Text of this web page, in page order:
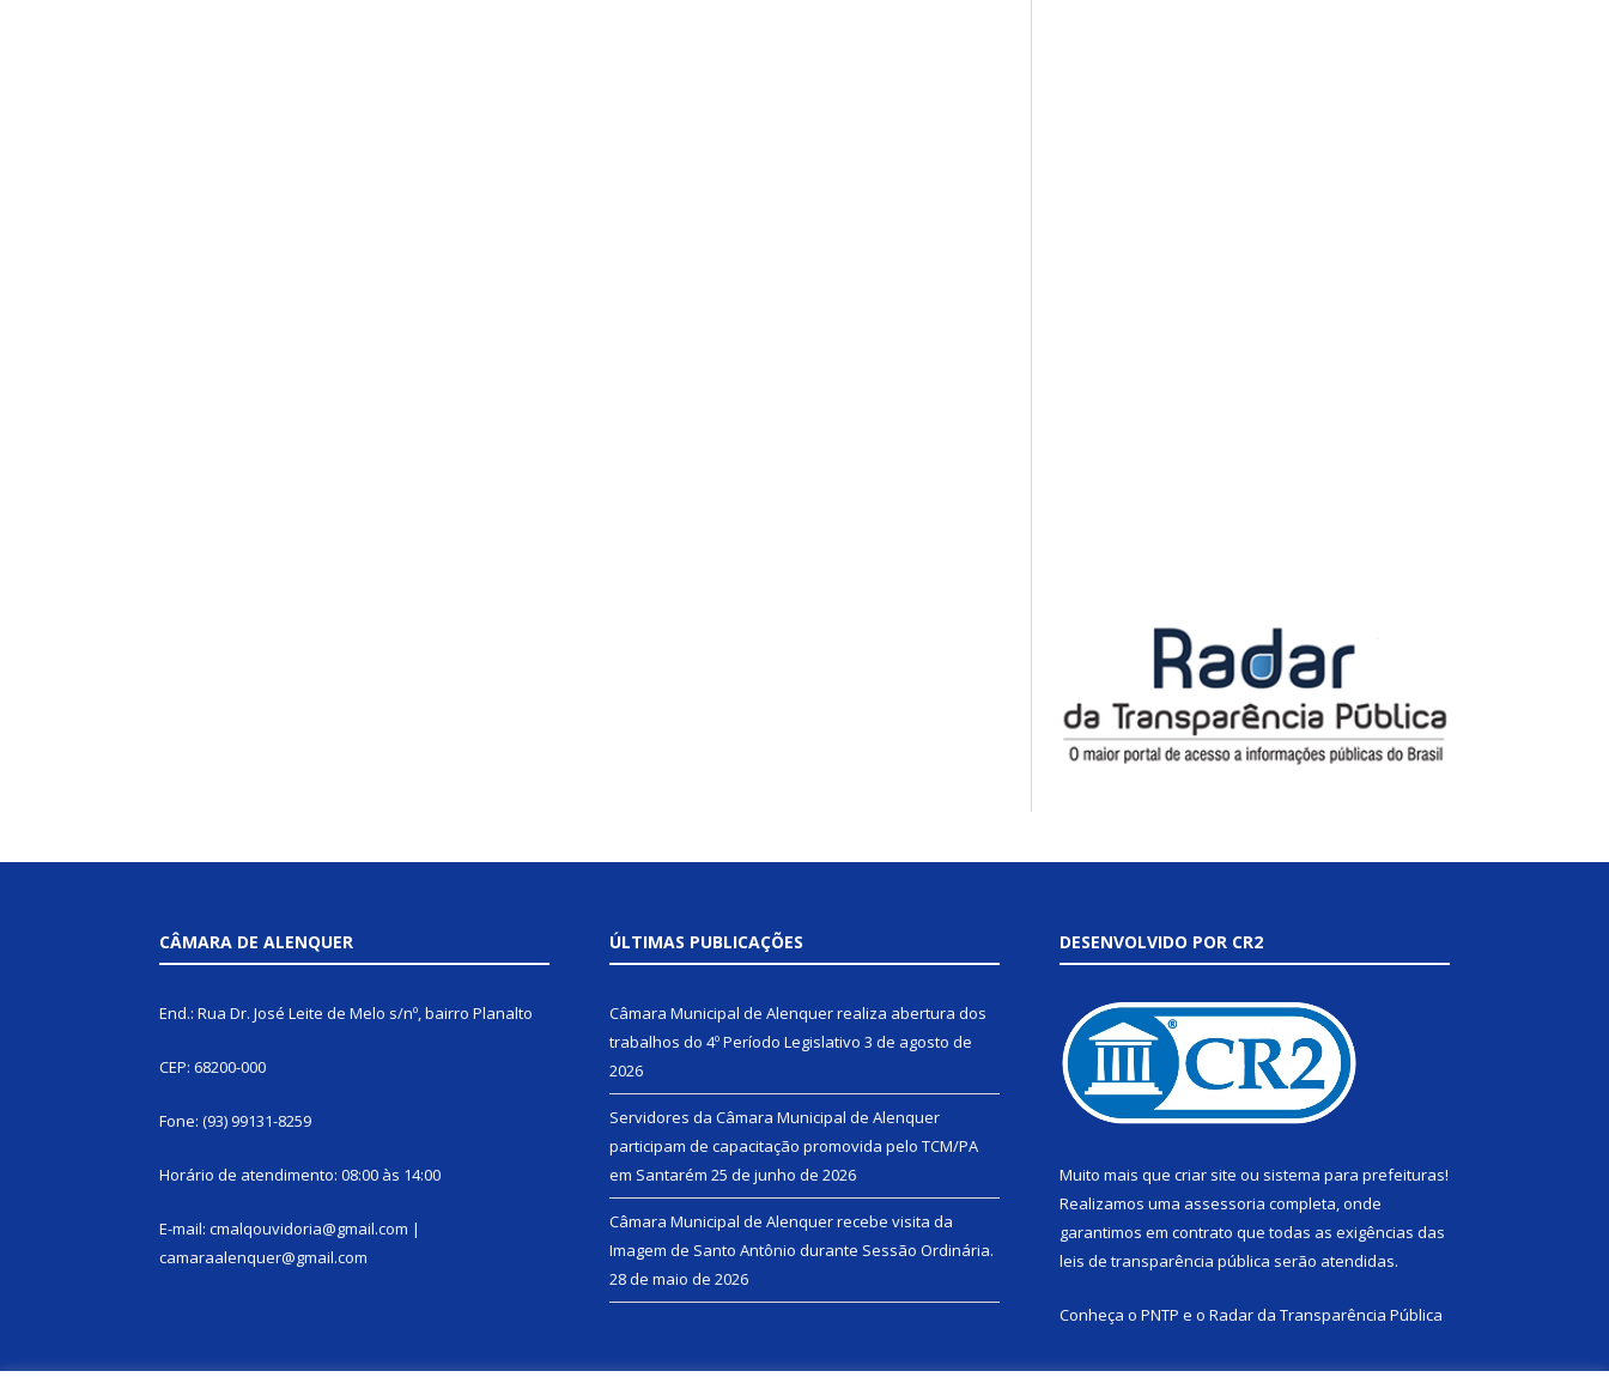
CÂMARA DE ALENQUER
End.: Rua Dr. José Leite de Melo s/nº, bairro Planalto
CEP: 68200-000
Fone: (93) 99131-8259
Horário de atendimento: 08:00 às 14:00
E-mail: cmalqouvidoria@gmail.com |
camaraalenquer@gmail.com
ÚLTIMAS PUBLICAÇÕES
Câmara Municipal de Alenquer realiza abertura dos
trabalhos do 4º Período Legislativo 3 de agosto de
2026
Servidores da Câmara Municipal de Alenquer
participam de capacitação promovida pelo TCM/PA
em Santarém 25 de junho de 2026
Câmara Municipal de Alenquer recebe visita da
Imagem de Santo Antônio durante Sessão Ordinária.
28 de maio de 2026
DESENVOLVIDO POR CR2
Muito mais que criar site ou sistema para prefeituras!
Realizamos uma assessoria completa, onde
garantimos em contrato que todas as exigências das
leis de transparência pública serão atendidas.
Conheça o PNTP e o Radar da Transparência Pública